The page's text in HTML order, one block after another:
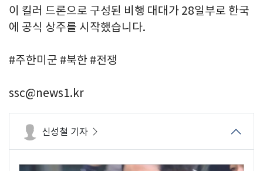
이 킬러 드론으로 구성된 비행 대대가 28일부로 한국
에 공식 상주를 시작했습니다.
#주한미군 #북한 #전쟁
ssc@news1.kr
신성철 기자